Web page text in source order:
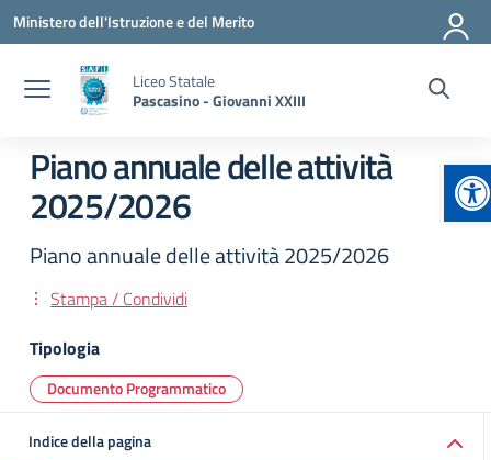
Vai ai contenuti
Vai al menu di navigazione
Vai al footer
Ministero dell'Istruzione e del Merito
Liceo Statale
Pascasino - Giovanni XXIII
Piano annuale delle attività
2025/2026
Piano annuale delle attività 2025/2026
Stampa / Condividi
Tipologia
Documento Programmatico
Indice della pagina